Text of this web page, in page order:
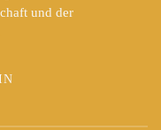
und der